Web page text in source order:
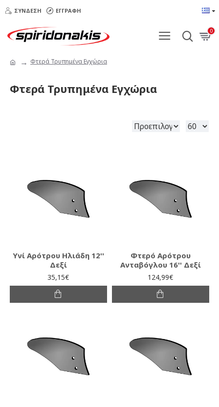
ΣΎΝΔΕΣΗ ΕΓΓΡΑΦΉ
0
Φτερά Τρυπημένα Εγχώρια
Φτερά Τρυπημένα Εγχώρια
Υνί Αρότρου Ηλιάδη 12''
Δεξί
35,15€
Φτερό Αρότρου
Ανταβόγλου 16'' Δεξί
124,99€